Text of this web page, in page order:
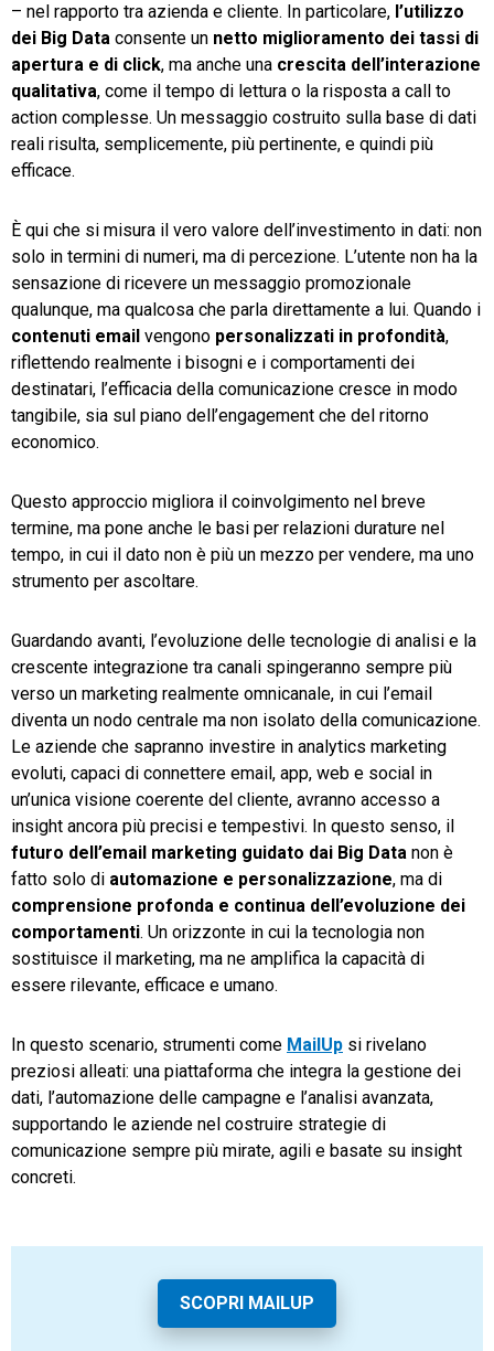
– nel rapporto tra azienda e cliente. In particolare, l’utilizzo
dei Big Data consente un netto miglioramento dei tassi di
apertura e di click, ma anche una crescita dell’interazione
qualitativa, come il tempo di lettura o la risposta a call to
action complesse. Un messaggio costruito sulla base di dati
reali risulta, semplicemente, più pertinente, e quindi più
efficace.
È qui che si misura il vero valore dell’investimento in dati: non
solo in termini di numeri, ma di percezione. L’utente non ha la
sensazione di ricevere un messaggio promozionale
qualunque, ma qualcosa che parla direttamente a lui. Quando i
contenuti email vengono personalizzati in profondità,
riflettendo realmente i bisogni e i comportamenti dei
destinatari, l’efficacia della comunicazione cresce in modo
tangibile, sia sul piano dell’engagement che del ritorno
economico.
Questo approccio migliora il coinvolgimento nel breve
termine, ma pone anche le basi per relazioni durature nel
tempo, in cui il dato non è più un mezzo per vendere, ma uno
strumento per ascoltare.
Guardando avanti, l’evoluzione delle tecnologie di analisi e la
crescente integrazione tra canali spingeranno sempre più
verso un marketing realmente omnicanale, in cui l’email
diventa un nodo centrale ma non isolato della comunicazione.
Le aziende che sapranno investire in analytics marketing
evoluti, capaci di connettere email, app, web e social in
un’unica visione coerente del cliente, avranno accesso a
insight ancora più precisi e tempestivi. In questo senso, il
futuro dell’email marketing guidato dai Big Data non è
fatto solo di automazione e personalizzazione, ma di
comprensione profonda e continua dell’evoluzione dei
comportamenti. Un orizzonte in cui la tecnologia non
sostituisce il marketing, ma ne amplifica la capacità di
essere rilevante, efficace e umano.
In questo scenario, strumenti come MailUp si rivelano
preziosi alleati: una piattaforma che integra la gestione dei
dati, l’automazione delle campagne e l’analisi avanzata,
supportando le aziende nel costruire strategie di
comunicazione sempre più mirate, agili e basate su insight
concreti.
SCOPRI MAILUP